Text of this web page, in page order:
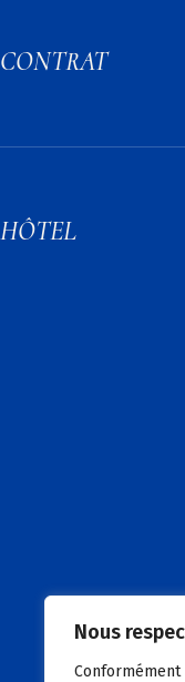
Nous
Conformément
CONTRAT
HÔTEL